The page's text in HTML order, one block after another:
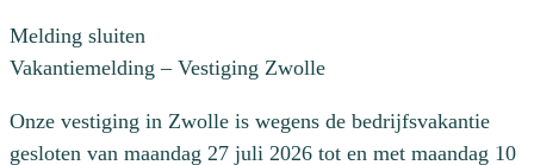
Melding sluiten
Vakantiemelding – Vestiging Zwolle
Onze vestiging in Zwolle is wegens de bedrijfsvakantie
gesloten van maandag 27 juli 2026 tot en met maandag 10